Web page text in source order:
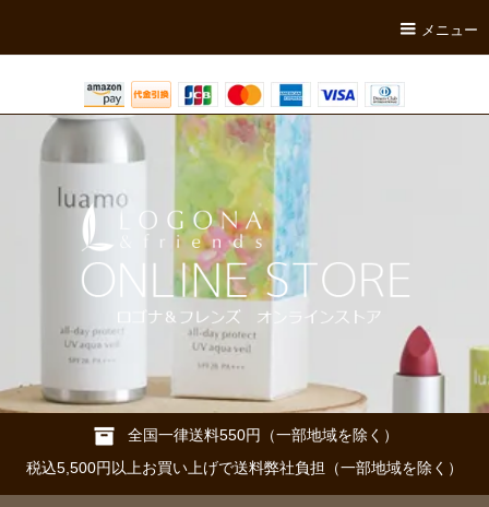
メニュー
全国一律送料550円（一部地域を除く）
税込5,500円以上お買い上げで送料弊社負担（一部地域を除く）